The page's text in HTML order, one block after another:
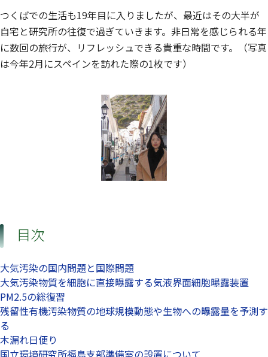
つくばでの生活も19年目に入りましたが、最近はその大半が
自宅と研究所の往復で過ぎていきます。非日常を感じられる年
に数回の旅行が、リフレッシュできる貴重な時間です。（写真
は今年2月にスペインを訪れた際の1枚です）
目次
大気汚染の国内問題と国際問題
大気汚染物質を細胞に直接曝露する気液界面細胞曝露装置
PM2.5の総復習
残留性有機汚染物質の地球規模動態や生物への曝露量を予測す
る
木漏れ日便り
国立環境研究所福島支部準備室の設置について